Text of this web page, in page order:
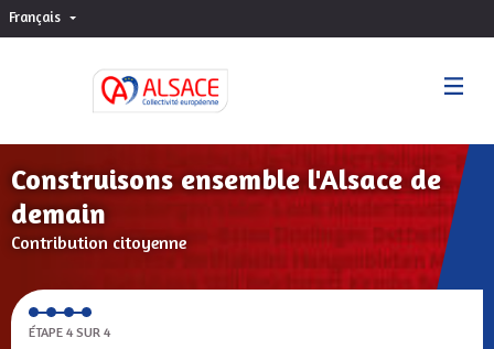
Français Choisir la langue
Construisons ensemble l'Alsace de
demain
Contribution citoyenne
ÉTAPE 4 SUR 4